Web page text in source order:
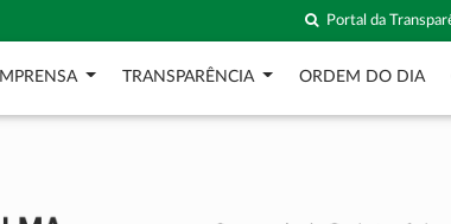
Portal da
IMPRENSA TRANSPARÊNCIA ORDEM DO DIA